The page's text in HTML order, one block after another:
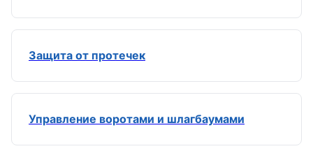
Защита от протечек
Управление воротами и шлагбаумами